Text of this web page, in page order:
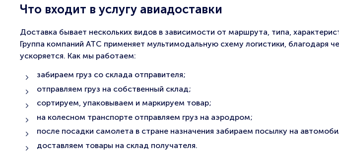
Что входит в услугу авиадоставки
Доставка бывает нескольких видов в зависимости от маршрута, типа,
Группа компаний АТС применяет мультимодальную схему логистики, благодаря
ускоряется. Как мы работаем:
забираем груз со склада отправителя;
отправляем груз на собственный склад;
сортируем, упаковываем и маркируем товар;
на колесном транспорте отправляем груз на аэродром;
после посадки самолета в стране назначения забираем посылку на
доставляем товары на склад получателя.